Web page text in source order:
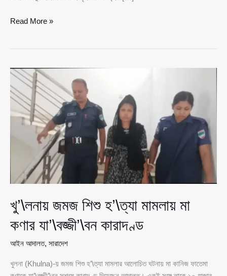
প্রায়
বাংলাদেশিদের
জন্য
ভারতের
ট্যুরিস্ট
ভিসা
থেকে
Read More »
খু’\লনায় জমজ শিশু হ’\ত্যা মামলায় মা
কণার যা’\বজ্জী’\বন কারাদণ্ড
আইন আদালত, সারাদেশ
খুলনা (Khulna)-য় জমজ শিশু হ’\ত্যা মামলার আলোচিত ঘটনায় মা কানিজ ফাতেমা